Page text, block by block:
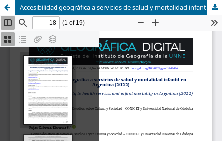
Accesibilidad geográfica a servicios de salud y mortalidad infantil en Argentina (2022)